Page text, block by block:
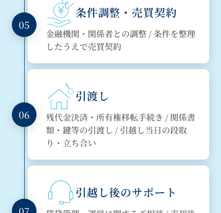
05
条件調整・売買契約
金融機関・関係者との調整 / 条件を整理
したうえで売買契約
06
引渡し
残代金決済・所有権移転手続き / 関係書
類・鍵等の引渡し / 引越し当日の段取
り・立ち合い
引越し後のサポート